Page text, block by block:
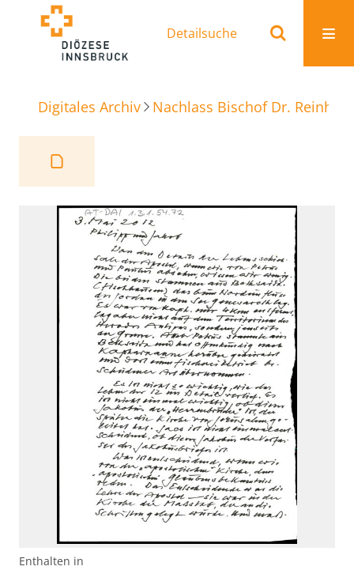
Detailsuche
Digitales Archiv Nachlass Bischof Dr.
Enthalten in